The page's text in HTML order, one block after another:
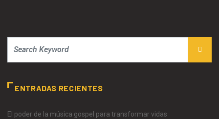
ENTRADAS RECIENTES
El poder de la música gospel para transformar vidas